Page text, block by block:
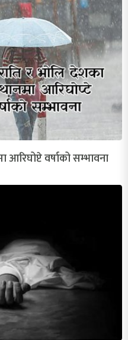
वर्षाको सम्भावना